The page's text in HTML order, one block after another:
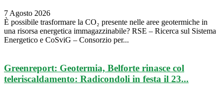
7 Agosto 2026
È possibile trasformare la CO₂ presente nelle aree geotermiche in
una risorsa energetica immagazzinabile? RSE – Ricerca sul Sistema
Energetico e CoSviG – Consorzio per...
Greenreport: Geotermia, Belforte rinasce col
teleriscaldamento: Radicondoli in festa il 23...